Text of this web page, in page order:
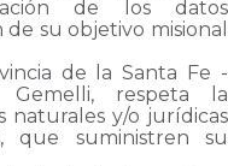
de los datos
su objetivo misional
de la Santa Fe -
Gemelli, respeta la
naturales y/o jurídicas
que suministren su